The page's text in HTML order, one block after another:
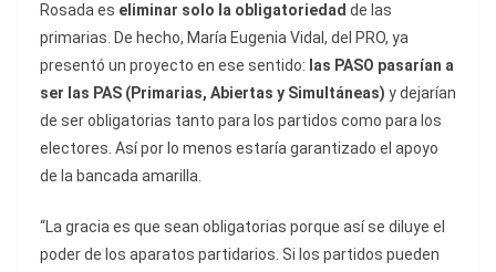
Rosada es eliminar solo la obligatoriedad de las
primarias. De hecho, María Eugenia Vidal, del PRO, ya
presentó un proyecto en ese sentido: las PASO pasarían a
ser las PAS (Primarias, Abiertas y Simultáneas) y dejarían
de ser obligatorias tanto para los partidos como para los
electores. Así por lo menos estaría garantizado el apoyo
de la bancada amarilla.
“La gracia es que sean obligatorias porque así se diluye el
poder de los aparatos partidarios. Si los partidos pueden